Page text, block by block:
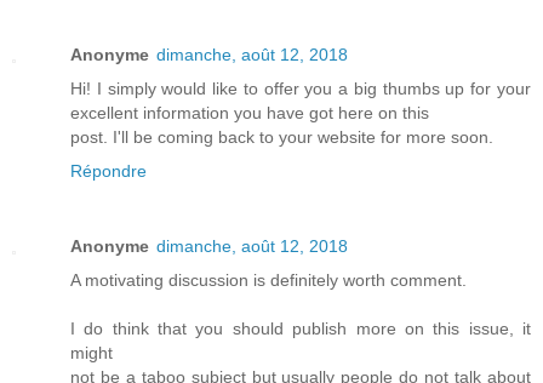
Anonyme dimanche, août 12, 2018
Hi! I simply would like to offer you a big thumbs up for your
excellent information you have got here on this
post. I'll be coming back to your website for more soon.
Répondre
Anonyme dimanche, août 12, 2018
A motivating discussion is definitely worth comment.
I do think that you should publish more on this issue, it
might
not be a taboo subject but usually people do not talk about